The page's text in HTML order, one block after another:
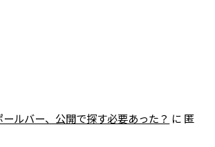
ルバー、公開で探す必要あった？ に 匿